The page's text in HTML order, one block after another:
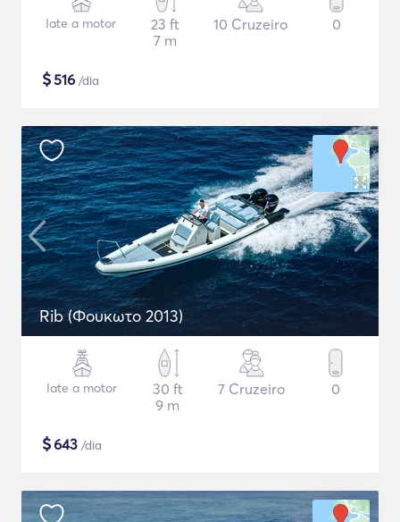
Iate a motor
23 ft
7 m
10 Cruzeiro 0
$516 /dia
Rib (Φουκωτο 2013)
Iate a motor
30 ft
9 m
7 Cruzeiro 0
$643 /dia